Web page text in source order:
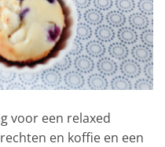
voor een relaxed
en koffie en een